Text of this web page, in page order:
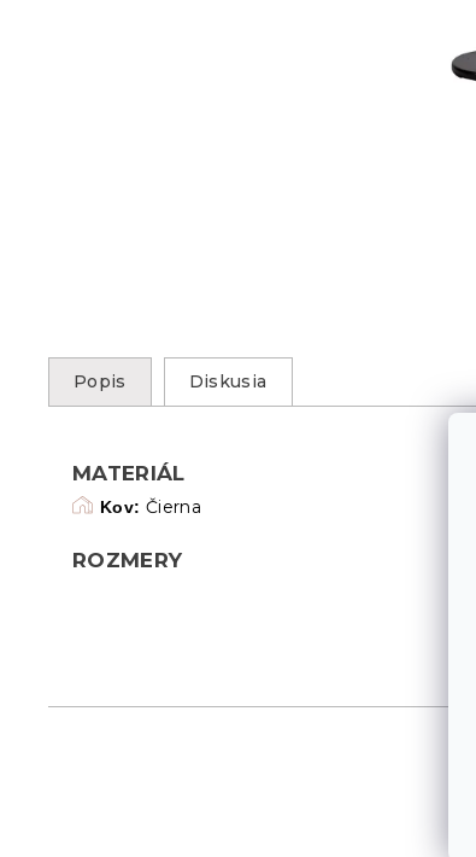
Popis Diskusia
MATERIÁL
Kov: Čierna
ROZMERY